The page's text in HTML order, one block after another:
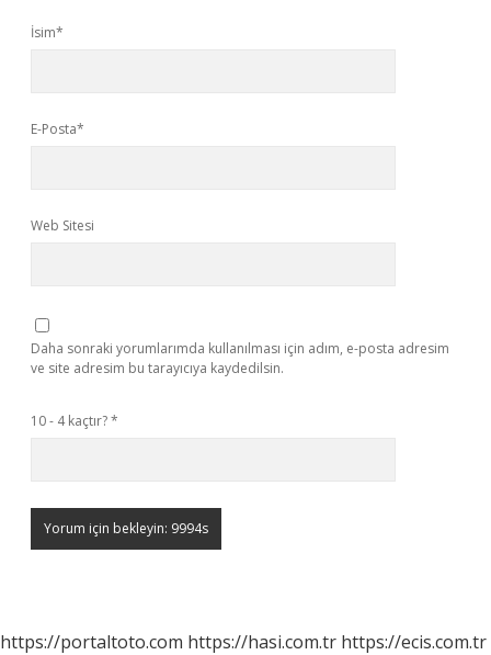
İsim*
E-Posta*
Web Sitesi
Daha sonraki yorumlarımda kullanılması için adım, e-posta adresim
ve site adresim bu tarayıcıya kaydedilsin.
10 - 4 kaçtır?*
https://portaltoto.com https://hasi.com.tr https://ecis.com.tr